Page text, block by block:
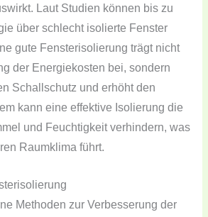
Laut Studien können bis zu
über schlecht isolierte Fenster
gute Fensterisolierung trägt nicht
der Energiekosten bei, sondern
Schallschutz und erhöht den
kann eine effektive Isolierung die
und Feuchtigkeit verhindern, was
Raumklima führt.
Methoden zur Verbesserung der